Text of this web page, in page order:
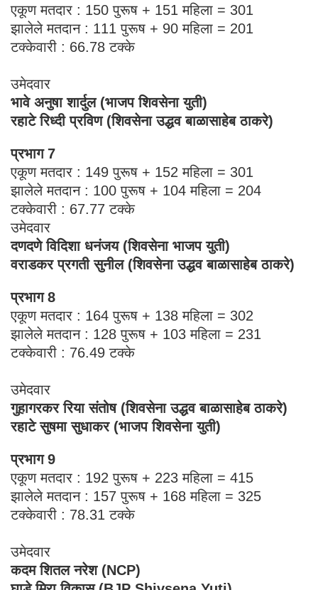
एकूण मतदार : 150 पुरूष + 151 महिला = 301
झालेले मतदान : 111 पुरूष + 90 महिला = 201
टक्केवारी : 66.78 टक्के
उमेदवार
भावे अनुषा शार्दुल (भाजप शिवसेना युती)
रहाटे रिध्दी प्रविण (शिवसेना उद्धव बाळासाहेब ठाकरे)
प्रभाग 7
एकूण मतदार : 149 पुरूष + 152 महिला = 301
झालेले मतदान : 100 पुरूष + 104 महिला = 204
टक्केवारी : 67.77 टक्के
उमेदवार
दणदणे विदिशा धनंजय (शिवसेना भाजप युती)
वराडकर प्रगती सुनील (शिवसेना उद्धव बाळासाहेब ठाकरे)
प्रभाग 8
एकूण मतदार : 164 पुरूष + 138 महिला = 302
झालेले मतदान : 128 पुरूष + 103 महिला = 231
टक्केवारी : 76.49 टक्के
उमेदवार
गुहागरकर रिया संतोष (शिवसेना उद्धव बाळासाहेब ठाकरे)
रहाटे सुषमा सुधाकर (भाजप शिवसेना युती)
प्रभाग 9
एकूण मतदार : 192 पुरूष + 223 महिला = 415
झालेले मतदान : 157 पुरूष + 168 महिला = 325
टक्केवारी : 78.31 टक्के
उमेदवार
कदम शितल नरेश (NCP)